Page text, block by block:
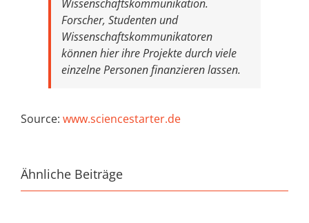
Wissenschaftskommunikation.
Forscher, Studenten und
Wissenschaftskommunikatoren
können hier ihre Projekte durch viele
einzelne Personen finanzieren lassen.
Source: www.sciencestarter.de
Ähnliche Beiträge